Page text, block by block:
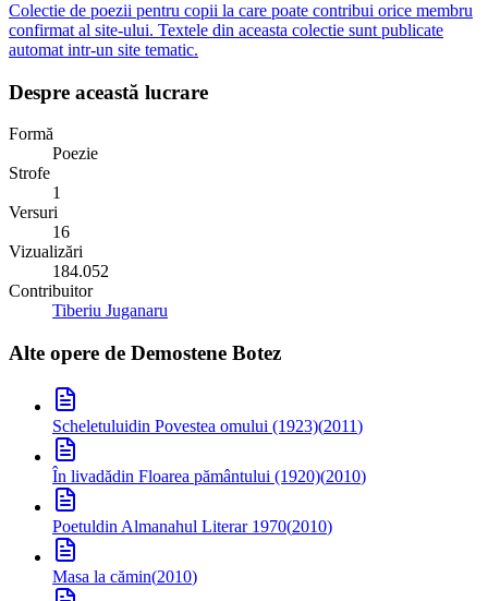
Colectie de poezii pentru copii la care poate contribui orice membru
confirmat al site-ului. Textele din aceasta colectie sunt publicate
automat intr-un site tematic.
Despre această lucrare
Formă
Poezie
Strofe
1
Versuri
16
Vizualizări
184.052
Contribuitor
Tiberiu Juganaru
Alte opere de Demostene Botez
Scheletuluidin Povestea omului (1923)(2011)
În livadădin Floarea pământului (1920)(2010)
Poetuldin Almanahul Literar 1970(2010)
Masa la cămin(2010)